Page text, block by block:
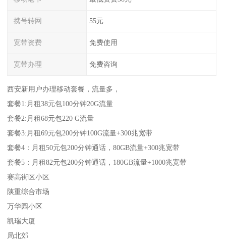
携号转网 55元
宽带资费 免费使用
宽带办理 免费咨询
西安新用户办理移动套餐，流量多，
套餐1:月租38元包100分钟20G流量
套餐2:月租68元包220 G流量
套餐3:月租69元包200分钟100G流量+300兆宽带
套餐4：月租50元包200分钟通话，80GB流量+300兆宽带
套餐5：月租82元包200分钟通话，180GB流量+1000兆宽带
赛高街区小区
陕重综合市场
万华园小区
凯瑞大厦
局北郊